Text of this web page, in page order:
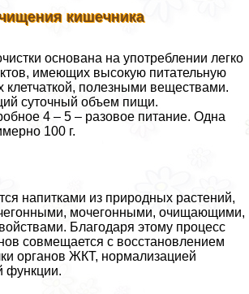
кишечника
основана на употрeблении легко
имеющих высокую питательную
клетчаткой, полезными веществами.
суточный объем пищи.
4 – 5 – разовое питание. Одна
100 г.
напитками из природных растений,
мочегонными, очищающими,
Благодаря этому процесс
совмещается с восстановлением
органов ЖКТ, нормализацией
функции.